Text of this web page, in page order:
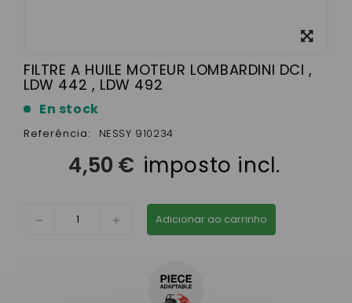
FILTRE A HUILE MOTEUR LOMBARDINI DCI ,
LDW 442 , LDW 492
En stock
Referência: NESSY 910234
4,50 € imposto incl.
Adicionar ao carrinho